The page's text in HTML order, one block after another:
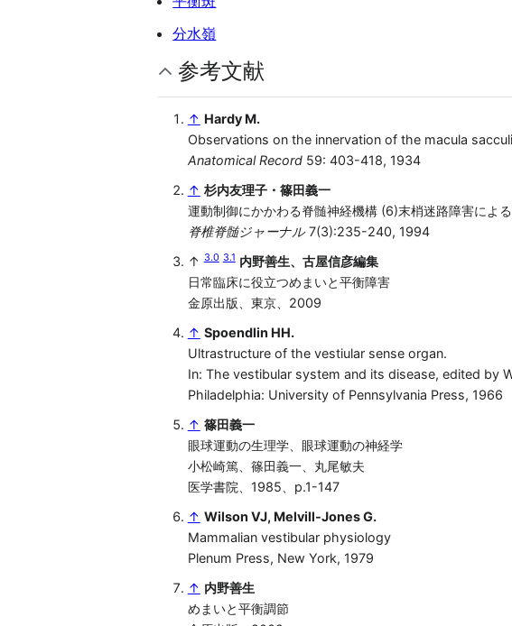
分水嶺
参考文献
↑ Hardy M.
Observations on the innervation of the macula
Anatomical Record59: 403-418, 1934
↑ 杉内友理子・篠田義一
運動制御にかかわる脊髄神経機構 (6)末梢迷路障害による
脊椎脊髄ジャーナル7(3):235-240, 1994
↑3.0 3.1 内野善生、古屋信彦編集
日常臨床に役立つめまいと平衡障害
金原出版、東京、2009
↑ Spoendlin HH.
Ultrastructure of the vestiular sense organ.
In: The vestibular system and its disease, edited by
Philadelphia: University of Pennsylvania Press, 1966
↑ 篠田義一
眼球運動の生理学、眼球運動の神経学
小松崎篤、篠田義一、丸尾敏夫
医学書院、1985、p.1-147
↑ Wilson VJ, Melvill-Jones G.
Mammalian vestibular physiology
Plenum Press, New York, 1979
↑ 内野善生
めまいと平衡調節